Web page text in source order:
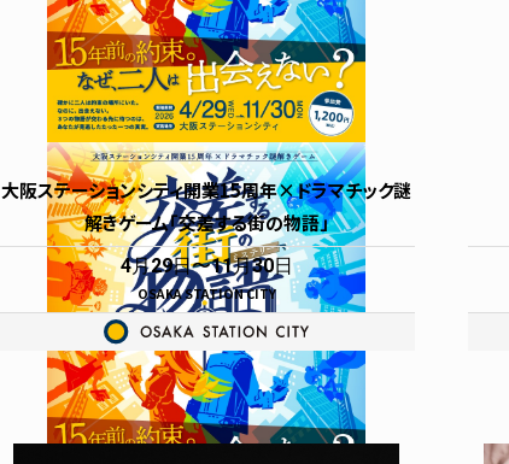
インフォメーション
大阪ステーションシティ開業15周年×ドラマチック謎
解きゲーム「交差する街の物語」
4月29日 11月30日
OSAKA STATION CITY